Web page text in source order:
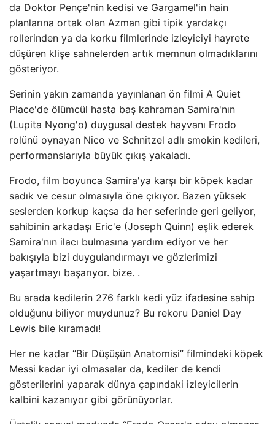
da Doktor Pençe'nin kedisi ve Gargamel'in hain
planlarına ortak olan Azman gibi tipik yardakçı
rollerinden ya da korku filmlerinde izleyiciyi hayrete
düşüren klişe sahnelerden artık memnun olmadıklarını
gösteriyor.
Serinin yakın zamanda yayınlanan ön filmi A Quiet
Place'de ölümcül hasta baş kahraman Samira'nın
(Lupita Nyong'o) duygusal destek hayvanı Frodo
rolünü oynayan Nico ve Schnitzel adlı smokin kedileri,
performanslarıyla büyük çıkış yakaladı.
Frodo, film boyunca Samira'ya karşı bir köpek kadar
sadık ve cesur olmasıyla öne çıkıyor. Bazen yüksek
seslerden korkup kaçsa da her seferinde geri geliyor,
sahibinin arkadaşı Eric'e (Joseph Quinn) eşlik ederek
Samira'nın ilacı bulmasına yardım ediyor ve her
bakışıyla bizi duygulandırmayı ve gözlerimizi
yaşartmayı başarıyor. bize. .
Bu arada kedilerin 276 farklı kedi yüz ifadesine sahip
olduğunu biliyor muydunuz? Bu rekoru Daniel Day
Lewis bile kıramadı!
Her ne kadar “Bir Düşüşün Anatomisi” filmindeki köpek
Messi kadar iyi olmasalar da, kediler de kendi
gösterilerini yaparak dünya çapındaki izleyicilerin
kalbini kazanıyor gibi görünüyorlar.